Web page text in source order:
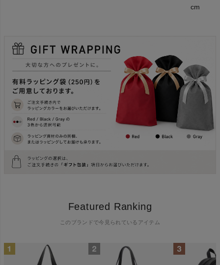
cm
Featured Ranking
このブランドで今見られているアイテム